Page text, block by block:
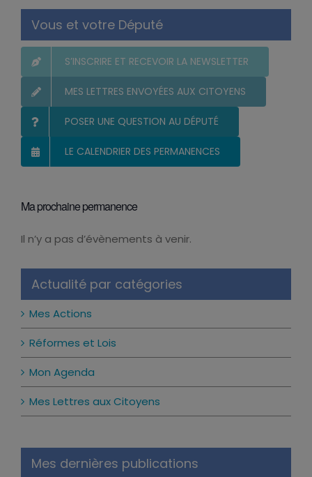
Vous et votre Député
S’INSCRIRE ET RECEVOIR LA NEWSLETTER
MES LETTRES ENVOYÉES AUX CITOYENS
POSER UNE QUESTION AU DÉPUTÉ
LE CALENDRIER DES PERMANENCES
Ma prochaine permanence
Notice
Il n’y a pas d’évènements à venir.
Actualité par catégories
Mes Actions
Réformes et Lois
Mon Agenda
Mes Lettres aux Citoyens
Mes dernières publications